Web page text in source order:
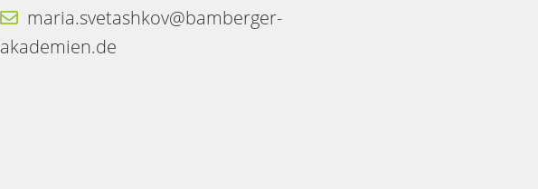
maria.svetashkov@bamberger-
akademien.de